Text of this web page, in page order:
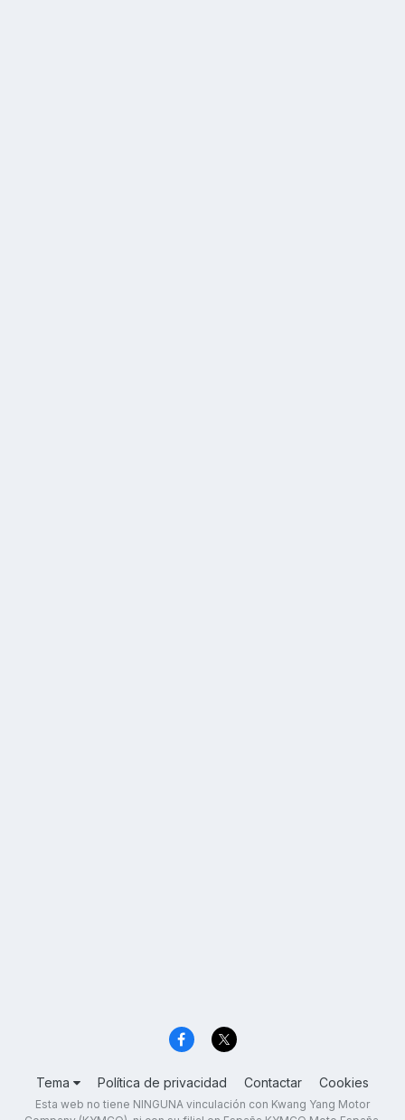
Tema Política de privacidad Contactar Cookies
Esta web no tiene NINGUNA vinculación con Kwang Yang Motor